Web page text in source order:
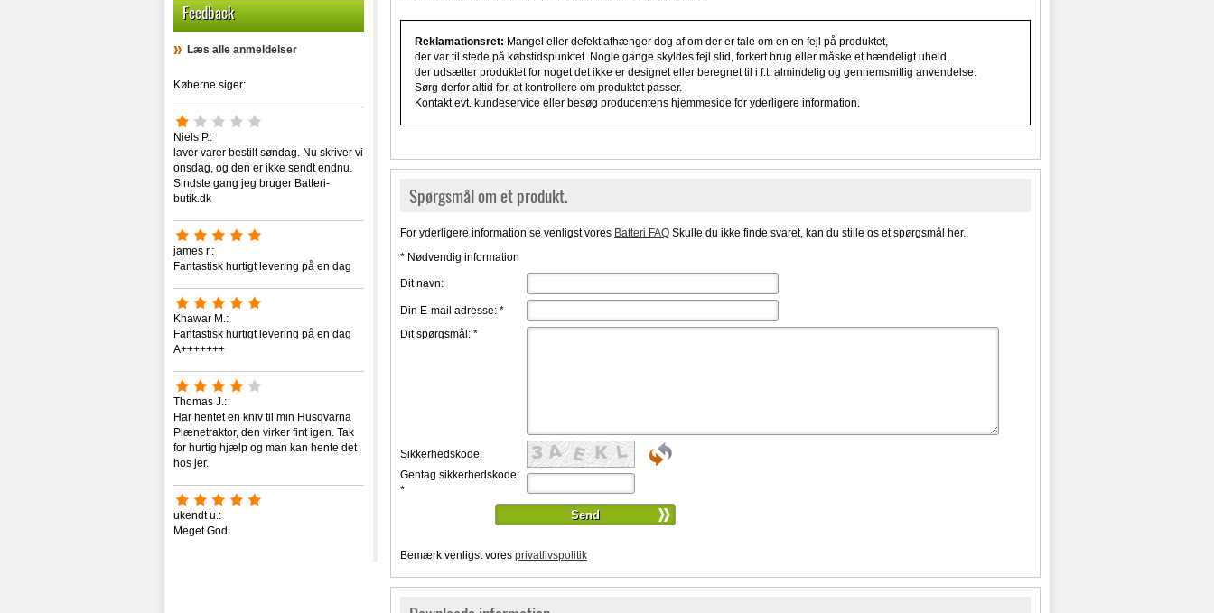
ASUS-VivoBook
ASUS-VX
ASUS-W
ASUS-Z
ASUS-ZenBook
ASUS-Zephyrus
Feedback
Læs alle anmeldelser
Køberne siger:
Niels P.:
laver varer bestilt søndag. Nu skriver vi
onsdag, og den er ikke sendt endnu.
Sindste gang jeg bruger Batteri-
butik.dk
james r.:
Fantastisk hurtigt levering på en dag
Khawar M.:
Fantastisk hurtigt levering på en dag
A+++++++
Thomas J.:
Har hentet en kniv til min Husqvarna
Plænetraktor, den virker fint igen. Tak
for hurtig hjælp og man kan hente det
hos jer.
ukendt u.:
Meget God
Reklamationsret: Mangel eller defekt afhænger dog af om der er tale om en en fejl på produktet,
der var til stede på købstidspunktet. Nogle gange skyldes fejl slid, forkert brug eller måske et hændeligt uheld,
der udsætter produktet for noget det ikke er designet eller beregnet til i f.t. almindelig og gennemsnitlig anvendelse.
Sørg derfor altid for, at kontrollere om produktet passer.
Kontakt evt. kundeservice eller besøg producentens hjemmeside for yderligere information.
Spørgsmål om et produkt.
For yderligere information se venligst vores Batteri FAQSkulle du ikke finde svaret, kan du stille os et spørgsmål her.
* Nødvendig information
Dit navn:
Din E-mail adresse: *
Dit spørgsmål: *
Sikkerhedskode:
Gentag sikkerhedskode:
*
Bemærk venligst vores privatlivspolitik